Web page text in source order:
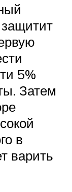
5%
Затем
в
варить